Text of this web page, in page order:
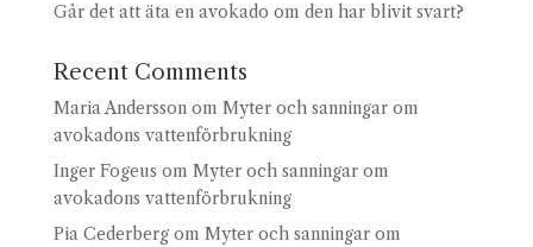
Går det att äta en avokado om den har blivit svart?
Recent Comments
Maria Anderssonom Myter och sanningar om
avokadons vattenförbrukning
Inger Fogeus om Myter och sanningar om
avokadons vattenförbrukning
Pia Cederbergom Myter och sanningar om